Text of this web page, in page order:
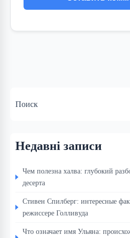
Поиск
Недавні записи
Чем полезна халва: глубокий
десерта
Стивен Спилберг: интересные
режиссере Голливуда
Что означает имя Ульяна: